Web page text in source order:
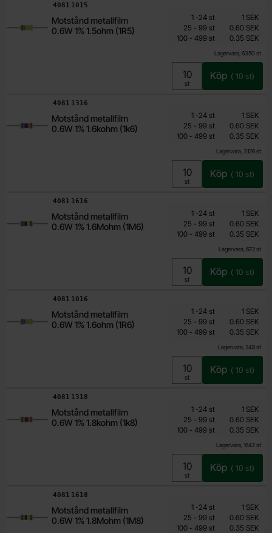
Motstånd metallfilm
0.6W 1% 1.5ohm (1R5)
Art. nr
4081 1015
Lagervara, 6350 st
Från
0.15 SEK
Inklusive 25% moms
Enhet:
st
Köp ( 10 st)
Mängdrabatt
Pris /st
1 -till
24 st
1 SEK
25 - till
99 st
0.60 SEK
100 - till
499 st 0.35 SEK
Motstånd metallfilm
0.6W 1% 1.6kohm (1k6)
Art. nr
4081 1316
Lagervara, 3126 st
Från
0.15 SEK
Inklusive 25% moms
Enhet:
st
Köp ( 10 st)
Mängdrabatt
Pris /st
1 -till
24 st
1 SEK
25 - till
99 st
0.60 SEK
100 - till
499 st 0.35 SEK
Motstånd metallfilm
0.6W 1% 1.6Mohm (1M6)
Art. nr
4081 1616
Lagervara, 672 st
Från
0.15 SEK
Inklusive 25% moms
Enhet:
st
Köp ( 10 st)
Mängdrabatt
Pris /st
1 -till
24 st
1 SEK
25 - till
99 st
0.60 SEK
100 - till
499 st 0.35 SEK
Motstånd metallfilm
0.6W 1% 1.6ohm (1R6)
Art. nr
4081 1016
Lagervara, 248 st
Från
0.15 SEK
Inklusive 25% moms
Enhet:
st
Köp ( 10 st)
Mängdrabatt
Pris /st
1 -till
24 st
1 SEK
25 - till
99 st
0.60 SEK
100 - till
499 st 0.35 SEK
Motstånd metallfilm
0.6W 1% 1.8kohm (1k8)
Art. nr
4081 1318
Lagervara, 1642 st
Från
0.15 SEK
Inklusive 25% moms
Enhet:
st
Köp ( 10 st)
Mängdrabatt
Pris /st
1 -till
24 st
1 SEK
25 - till
99 st
0.60 SEK
100 - till
499 st 0.35 SEK
Motstånd metallfilm
0.6W 1% 1.8Mohm (1M8)
Art. nr
4081 1618
Från
0.15 SEK
Inklusive 25% moms
Mängdrabatt
Pris /st
1 -till
24 st
1 SEK
25 - till
99 st
0.60 SEK
100 - till
499 st 0.35 SEK